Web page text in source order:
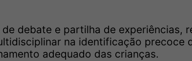
debate e partilha de experiências,
na identificação precoce
adequado das crianças.